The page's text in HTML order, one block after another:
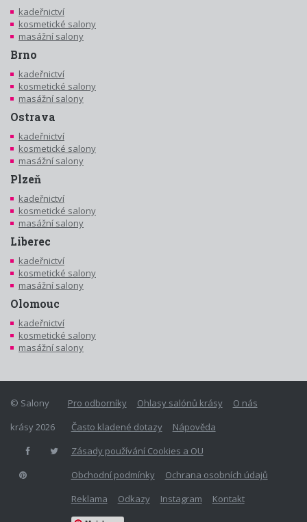
kadeřnictví
kosmetické salony
masážní salony
Brno
kadeřnictví
kosmetické salony
masážní salony
Ostrava
kadeřnictví
kosmetické salony
masážní salony
Plzeň
kadeřnictví
kosmetické salony
masážní salony
Liberec
kadeřnictví
kosmetické salony
masážní salony
Olomouc
kadeřnictví
kosmetické salony
masážní salony
Pro odborníky Ohlasy salónů krásy
O nás
Často kladené dotazy
Nápověda
Zásady používání Cookies a OU
Obchodní podmínky
Ochrana osobních údajů
Reklama
Odkazy Instagram Kontakt
© Salony
krásy 2026